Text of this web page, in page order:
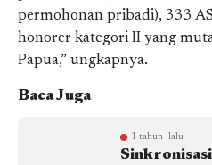
permohonan pribadi), 333
honorer kategori II yang
Papua,” ungkapnya.
Baca Juga
1 tahun lalu